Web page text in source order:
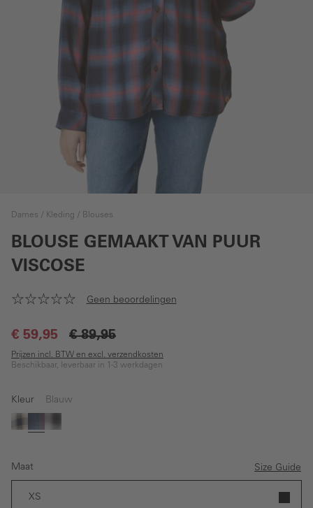
Dames Kleding Blouses
BLOUSE GEMAAKT VAN PUUR
VISCOSE
Geen beoordelingen
€ 59,95 € 89,95
Prijzen incl. BTW en excl. verzendkosten
Beschikbaar, leverbaar in 1-3 werkdagen
Kleur Blauw
Wit
(Deze optie is momenteel niet beschikbaar.)
BlauwGrijs
Maat Size Guide
XS